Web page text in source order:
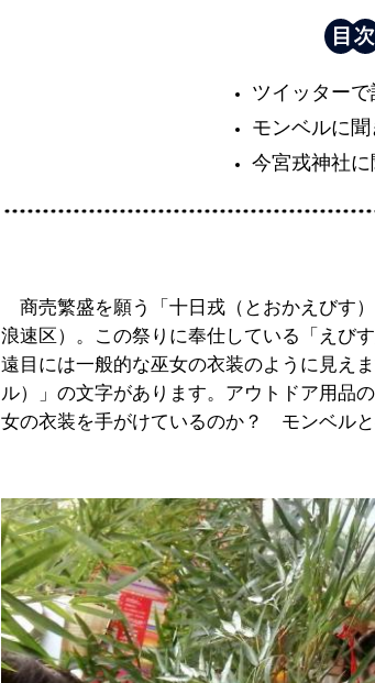
ツイッターで
モンベルに聞
今宮戎神社
商売繁盛を願う「十日戎（とおかえびす
浪速区）。この祭りに奉仕している「えび
遠目には一般的な巫女の衣装のように見え
ル）」の文字があります。アウトドア用品
女の衣装を手がけているのか？ モンベルと